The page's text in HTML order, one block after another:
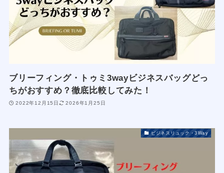
ブリーフィング・トゥミ3wayビジネスバッグどっ
ちがおすすめ？徹底比較してみた！
2022年12月15日 2026年1月25日
ビジネスリュック・3Way